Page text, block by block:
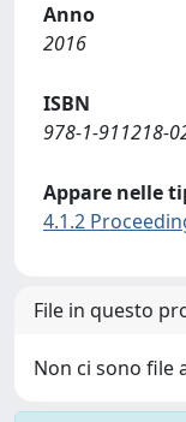
Anno
2016
ISBN
978-1-911218-
Appare nelle
4.1.2
File in questo
Non ci sono file